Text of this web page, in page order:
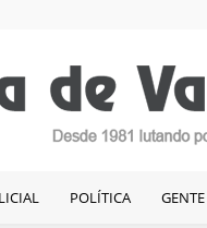
POLÍTICA